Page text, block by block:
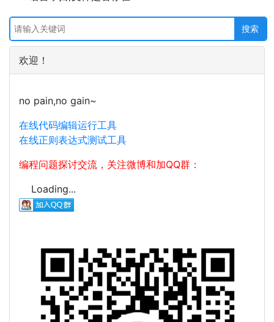
欢迎！
no pain,no gain~
在线代码编辑运行工具
在线正则表达式测试工具
编程问题探讨交流，关注微博和加QQ群：
Loading...